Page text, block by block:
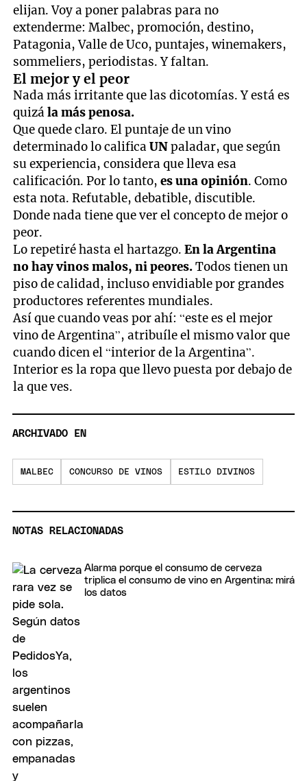
elijan. Voy a poner palabras para no
extenderme: Malbec, promoción, destino,
Patagonia, Valle de Uco, puntajes, winemakers,
sommeliers, periodistas. Y faltan.
El mejor y el peor
Nada más irritante que las dicotomías. Y está es
quizála más penosa.
Que quede claro. El puntaje de un vino
determinado lo calificaUNpaladar, que según
su experiencia, considera que lleva esa
calificación. Por lo tanto,es una opinión. Como
esta nota. Refutable, debatible, discutible.
Donde nada tiene que ver el concepto de mejor o
peor.
Lo repetiré hasta el hartazgo.En la Argentina
no hay vinos malos, ni peores.Todos tienen un
piso de calidad, incluso envidiable por grandes
productores referentes mundiales.
Así que cuando veas por ahí: “este es el mejor
vino de Argentina”, atribuíle el mismo valor que
cuando dicen el “interior de la Argentina”.
Interior es la ropa que llevo puesta por debajo de
la que ves.
ARCHIVADO EN
MALBEC CONCURSO DE VINOS ESTILO DIVINOS
NOTAS RELACIONADAS
Alarma porque el consumo de cerveza
triplica el consumo de vino en Argentina: mirá
los datos